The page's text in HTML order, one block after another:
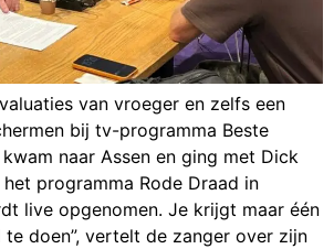
van vroeger en zelfs een
bij tv-programma Beste
naar Assen en ging met Dick
programma Rode Draad in
live opgenomen. Je krijgt maar één
doen”, vertelt de zanger over zijn